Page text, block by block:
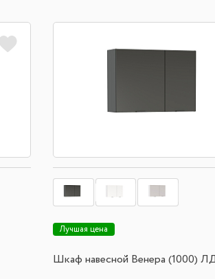
Лучшая цена
Шкаф навесной Венера (1000)